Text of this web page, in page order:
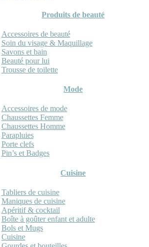
Produits de beauté
Accessoires de beauté
Soin du visage & Maquillage
Savons et bain
Beauté pour lui
Trousse de toilette
Mode
Accessoires de mode
Chaussettes Femme
Chaussettes Homme
Parapluies
Porte clefs
Pin’s et Badges
Cuisine
Tabliers de cuisine
Maniques de cuisine
Apéritif & cocktail
Boîte à goûter enfant et adulte
Bols et Mugs
Cuisine